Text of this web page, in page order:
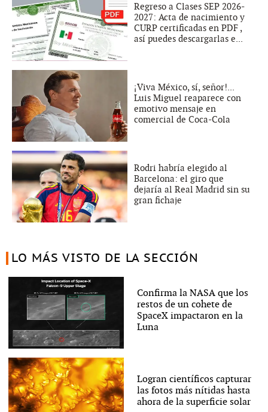
Regreso a Clases SEP 2026-
2027: Acta de nacimiento y
CURP certificadas en PDF ,
así puedes descargarlas e...
¡Viva México, sí, señor!...
Luis Miguel reaparece con
emotivo mensaje en
comercial de Coca-Cola
Rodri habría elegido al
Barcelona: el giro que
dejaría al Real Madrid sin su
gran fichaje
LO MÁS VISTO DE LA SECCIÓN
Confirma la NASA que los
restos de un cohete de
SpaceX impactaron en la
Luna
Logran científicos capturar
las fotos más nítidas hasta
ahora de la superficie solar